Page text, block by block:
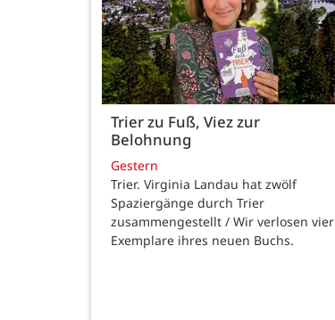
Trier zu Fuß, Viez zur
Belohnung
Gestern
Trier. Virginia Landau hat zwölf
Spaziergänge durch Trier
zusammengestellt / Wir verlosen vier
Exemplare ihres neuen Buchs.